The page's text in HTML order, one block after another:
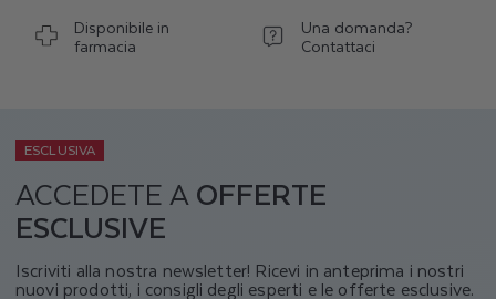
Disponibile in
farmacia
Una domanda?
Contattaci
ESCLUSIVA
ACCEDETE AOFFERTE
ESCLUSIVE
Iscriviti alla nostra newsletter! Ricevi in anteprima i nostri
nuovi prodotti, i consigli degli esperti e le offerte esclusive.